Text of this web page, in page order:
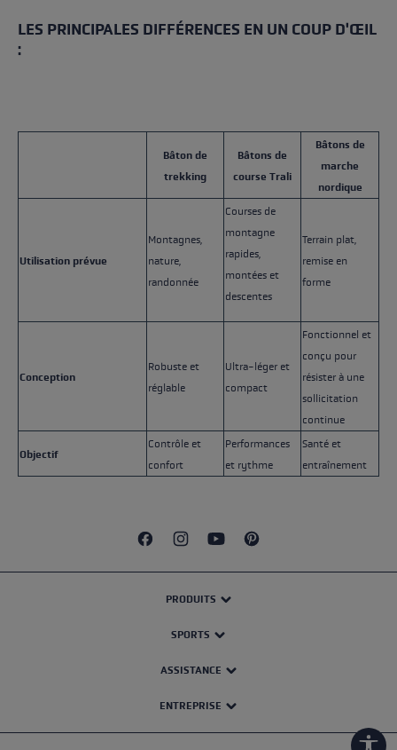
LES PRINCIPALES DIFFÉRENCES EN UN COUP D'ŒIL
:
Bâton de
trekking
Bâtons de
course Trali
Bâtons de
marche
nordique
Utilisation prévue
Montagnes,
nature,
randonnée
Courses de
montagne
rapides,
montées et
descentes
Terrain plat,
remise en
forme
Conception
Robuste et
réglable
Ultra-léger et
compact
Fonctionnel et
conçu pour
résister à une
sollicitation
continue
Objectif
Contrôle et
confort
Performances
et rythme
Santé et
entraînement
PRODUITS
SPORTS
ASSISTANCE
ENTREPRISE